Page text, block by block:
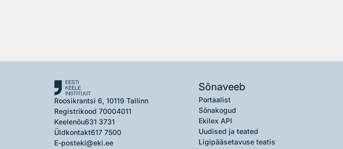
Roosikrantsi 6, 10119 Tallinn
Registrikood 70004011
Keelenõu631 3731
Üldkontakt617 7500
E-posteki@eki.ee
Sõnaveeb
Portaalist
Sõnakogud
Ekilex API
Uudised ja teated
Ligipääsetavuse teatis